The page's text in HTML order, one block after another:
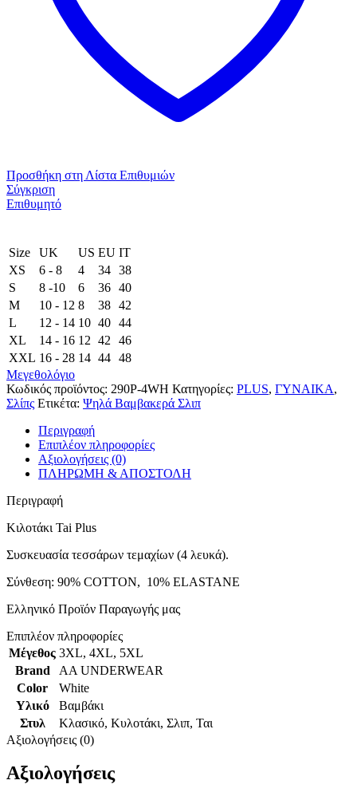
Προσθήκη στη Λίστα Επιθυμιών
Σύγκριση
Επιθυμητό
Size UK US EU ΙΤ
XS
6 - 8 4 34 38
S
8 -10 6 36 40
M
10 - 12 8 38 42
L
12 - 14 10 40 44
XL
14 - 16 12 42
46
XXL 16 - 28 14 44 48
Μεγεθολόγιο
Κωδικός προϊόντος: 290P-4WH Κατηγορίες: PLUS, ΓΥΝΑΙΚΑ,
Σλίπς Ετικέτα: Ψηλά Βαμβακερά Σλιπ
Περιγραφή
Επιπλέον πληροφορίες
Αξιολογήσεις (0)
ΠΛΗΡΩΜΗ & ΑΠΟΣΤΟΛΗ
Περιγραφή
Κιλοτάκι Tai Plus
Συσκευασία τεσσάρων τεμαχίων (4 λευκά).
Σύνθεση: 90% COTTON, 10% ELASTANE
Ελληνικό Προϊόν Παραγωγής μας
Επιπλέον πληροφορίες
Μέγεθος 3XL, 4XL, 5XL
Brand
AA UNDERWEAR
Color
White
Υλικό
Βαμβάκι
Στυλ
Κλασικό, Κυλοτάκι, Σλιπ, Ται
Αξιολογήσεις (0)
Αξιολογήσεις